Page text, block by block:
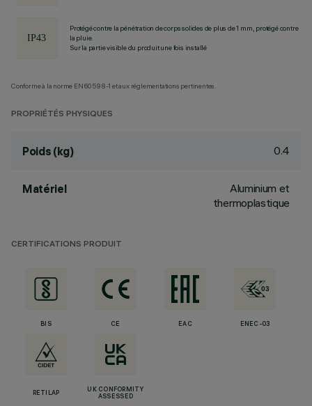
Protégé contre la pénétration de corps solides de plus de 1 mm, protégé contre
la pluie.
Sur la partie visible du produit une fois installé
Conforme à la norme EN60598-1 et aux réglementations pertinentes.
PROPRIÉTÉS PHYSIQUES
Poids (kg) 0.4
Matériel
Aluminium et
thermoplastique
CERTIFICATIONS PRODUIT
BIS CE EAC ENEC-03
RETILAP
UK CONFORMITY
ASSESSED